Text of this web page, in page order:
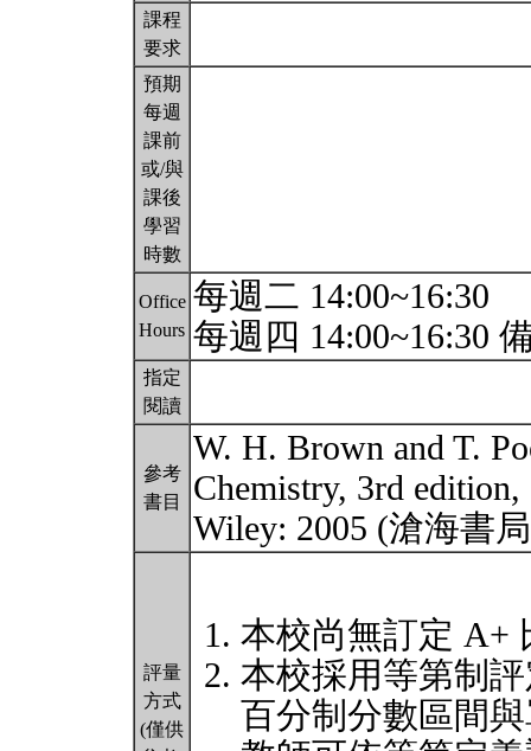
課程
要求
預期
每週
課前
或/與
課後
學習
時數
Office
Hours
每週二 14:00~16:30
每週四 14:00~16:30
指定
閱讀
參考
書目
W. H. Brown and T.
Chemistry, 3rd edition,
Wiley: 2005 (滄海書
評量
方式
(僅供
本校尚無訂定 A+
本校採用等第制
百分制分數區間